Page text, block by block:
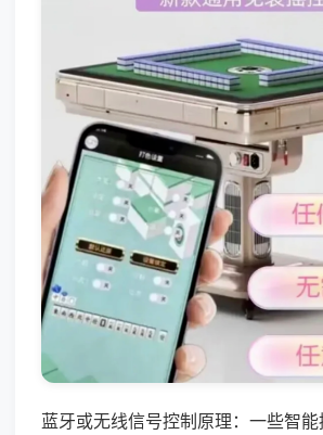
蓝牙或无线信号控制原理：一些智